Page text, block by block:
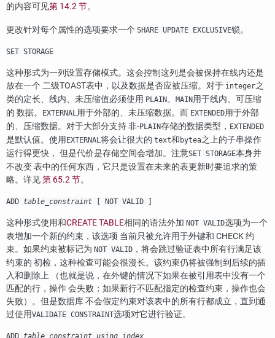
的内容可见第 14.2 节。
更改针对每个属性的选项要求一个 SHARE UPDATE EXCLUSIVE锁。
SET STORAGE
这种形式为一列设置存储模式。这会控制这列是会被保持在线内还是
放在一个 二级TOAST表中，以及数据是否应被压缩。对于 integer之
类的定长、线内、未压缩值必须使用 PLAIN。 MAIN用于线内、可压缩
的 数据。
EXTERNAL用于外部的、未压缩数据。而 EXTENDED用于外部
的、压缩数据。对于大部分支持 非-PLAIN存储的数据类型， EXTENDED
是默认值。使用 EXTERNAL将会让很大的 text和 bytea之上的子串操作
运行得更快， 但是代价是存储空间会增加。注意SET STORAGE本身并
不改变 表中的任何东西，它只是设置在未来的表更新时要追求的策
略。详见第 65.2 节。
ADD table_constraint [ NOT VALID ]
这种形式使用和CREATE TABLE相同的语法外加 NOT VALID选项为一个
表增加一个新的约束，该选项 当前只被允许用于外键和 CHECK 约
束。如果约束被标记为 NOT VALID ，将会跳过验证表中所有行满足该
约束的 初检，这种检查可能会很漫长。该约束仍将被强制到后续的插
入和删除上 （也就是说，在外键的情况下如果在被引用表中没有一个
匹配的行，操作 会失败；如果新行不匹配指定的检查约束，操作也会
失败）。但是数据库 不会假定约束对该表中的所有行都成立，直到通
过使用VALIDATE CONSTRAINT选项对它进行验证。